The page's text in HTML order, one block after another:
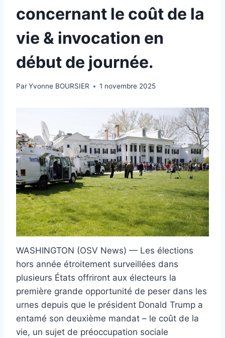
concernant le coût de la
vie & invocation en
début de journée.
ParYvonne BOURSIER 1 novembre 2025
WASHINGTON (OSV News) — Les élections
hors année étroitement surveillées dans
plusieurs États offriront aux électeurs la
première grande opportunité de peser dans les
urnes depuis que le président Donald Trump a
entamé son deuxième mandat – le coût de la
vie, un sujet de préoccupation sociale